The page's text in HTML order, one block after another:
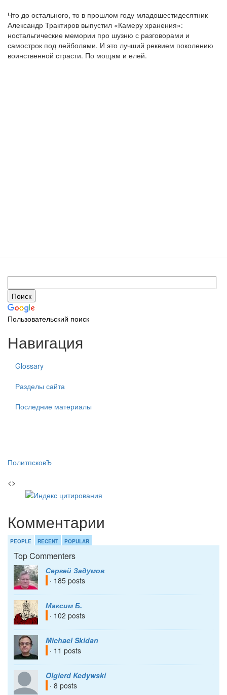
Что до остального, то в прошлом году младошестидесятник
Александр Трактиров выпустил «Камеру хранения»:
ностальгические мемории про шузню с разговорами и
самострок под лейболами. И это лучший реквием поколению
воинственной страсти. По мощам и елей.
Пользовательский поиск
Навигация
Glossary
Разделы сайта
Последние материалы
ПолитпсковЪ
<>
Комментарии
PEOPLE RECENT POPULAR
Top Commenters
Сергей Задумов
· 185 posts
Максим Б.
· 102 posts
Michael Skidan
· 11 posts
Olgierd Kedywski
· 8 posts